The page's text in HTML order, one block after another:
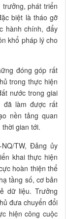
phát triển
biệt là tháo gỡ
hành chính, đẩy
khổ pháp lý cho
đóng góp rất
trong thực hiện
nước trong giai
đã làm được rất
nền tảng quan
gian tới.
TW, Đảng ủy
khai thực hiện
hoàn thiện thể
tầng số, cơ bản
dữ liệu. Trưởng
đưa chuyển đổi
hiện công cuộc